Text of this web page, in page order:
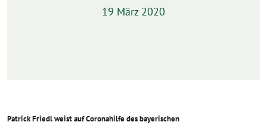
19 März 2020
Patrick Friedl weist auf Coronahilfe des bayerischen